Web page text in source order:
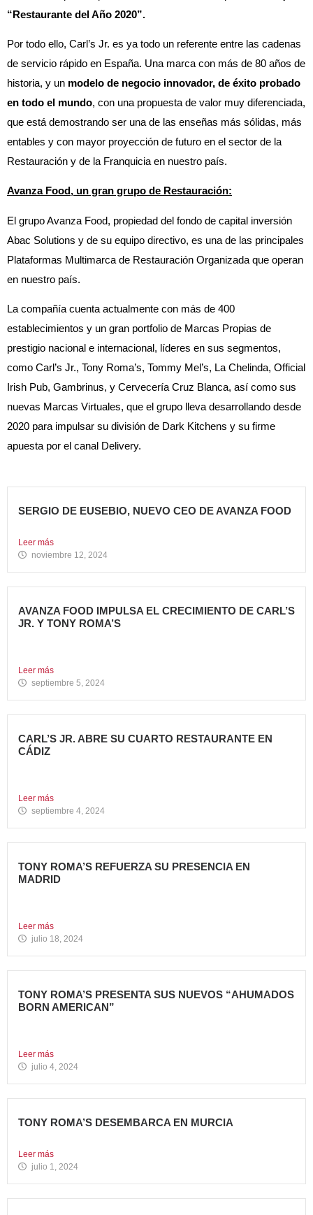
SERGIO DE EUSEBIO, NUEVO CEO DE AVANZA FOOD
Leer más
noviembre 12, 2024
AVANZA FOOD IMPULSA EL CRECIMIENTO DE CARL’S
JR. Y TONY ROMA’S
Leer más
septiembre 5, 2024
CARL’S JR. ABRE SU CUARTO RESTAURANTE EN
CÁDIZ
Leer más
septiembre 4, 2024
TONY ROMA’S REFUERZA SU PRESENCIA EN
MADRID
Leer más
julio 18, 2024
TONY ROMA’S PRESENTA SUS NUEVOS “AHUMADOS
BORN AMERICAN”
Leer más
julio 4, 2024
TONY ROMA’S DESEMBARCA EN MURCIA
Leer más
julio 1, 2024
“Restaurante del Año 2020”.
Por todo ello, Carl’s Jr. es ya todo un referente entre las cadenas
de servicio rápido en España. Una marca con más de 80 años de
historia, y un modelo de negocio innovador, de éxito probado
en todo el mundo, con una propuesta de valor muy diferenciada,
que está demostrando ser una de las enseñas más sólidas, más
entables y con mayor proyección de futuro en el sector de la
Restauración y de la Franquicia en nuestro país.
Avanza Food, un gran grupo de Restauración:
El grupo Avanza Food, propiedad del fondo de capital inversión
Abac Solutions y de su equipo directivo, es una de las principales
Plataformas Multimarca de Restauración Organizada que operan
en nuestro país.
La compañía cuenta actualmente con más de 400
establecimientos y un gran portfolio de Marcas Propias de
prestigio nacional e internacional, líderes en sus segmentos,
como Carl’s Jr., Tony Roma’s, Tommy Mel’s, La Chelinda, Official
Irish Pub, Gambrinus, y Cervecería Cruz Blanca, así como sus
nuevas Marcas Virtuales, que el grupo lleva desarrollando desde
2020 para impulsar su división de Dark Kitchens y su firme
apuesta por el canal Delivery.